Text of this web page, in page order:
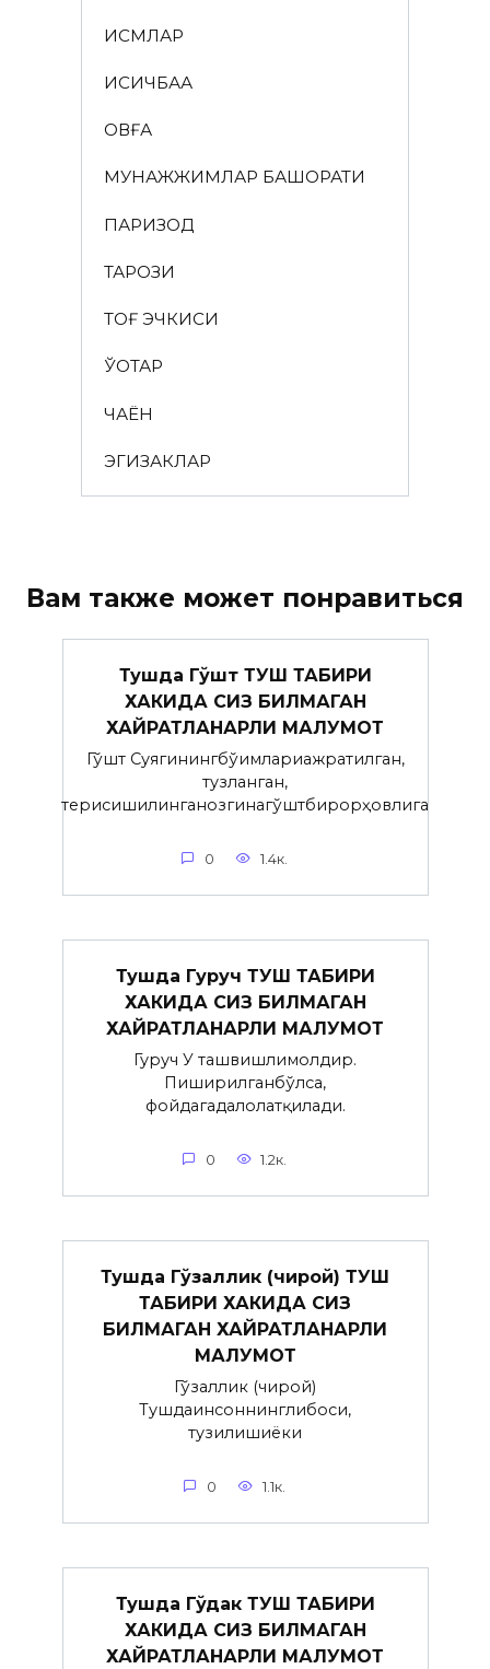
ИСМЛАР
ҚИСҚИЧБАҚА
ҚОВҒА
МУНАЖЖИМЛАР БАШОРАТИ
ПАРИЗОД
ТАРОЗИ
ТОҒ ЭЧКИСИ
ЎҚОТАР
ЧАЁН
ЭГИЗАКЛАР
Вам также может понравиться
Тушда Гўшт ТУШ ТАБИРИ
ХАКИДА СИЗ БИЛМАГАН
ХАЙРАТЛАНАРЛИ МАЛУМОТ
Гўшт Суягинингбўғимлариажратилган,
тузланган,
терисишилинганозгинагўштбирорҳовлига
0 1.4к.
Тушда Гуруч ТУШ ТАБИРИ
ХАКИДА СИЗ БИЛМАГАН
ХАЙРАТЛАНАРЛИ МАЛУМОТ
Гуруч У ташвишлимолдир.
Пиширилганбўлса,
фойдагадалолатқилади.
0 1.2к.
Тушда Гўзаллик (чирой) ТУШ
ТАБИРИ ХАКИДА СИЗ
БИЛМАГАН ХАЙРАТЛАНАРЛИ
МАЛУМОТ
Гўзаллик (чирой)
Тушдаинсоннинглибоси,
тузилишиёки
0 1.1к.
Тушда Гўдак ТУШ ТАБИРИ
ХАКИДА СИЗ БИЛМАГАН
ХАЙРАТЛАНАРЛИ МАЛУМОТ